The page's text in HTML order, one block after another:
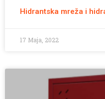
Hidrantska mreža i
17 Maja, 2022